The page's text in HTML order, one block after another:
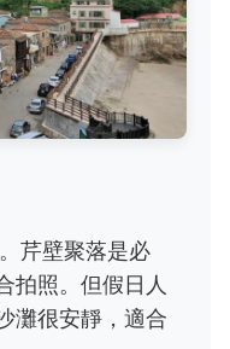
芹壁聚落是必
拍照。但假日人
灘很安靜，適合